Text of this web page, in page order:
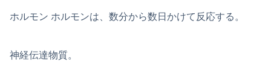
ホルモン ホルモンは、数分から数日かけて反応する。
神経伝達物質。